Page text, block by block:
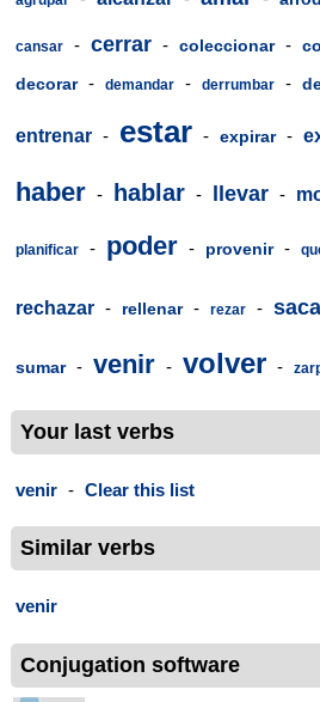
cansar - cerrar - coleccionar -
decorar - demandar - derrumbar -
entrenar - estar - expirar -
haber - hablar - llevar -
planificar - poder - provenir -
rechazar - rellenar - rezar -
sumar - venir - volver -
Your last verbs
venir - Clear this list
Similar verbs
venir
Conjugation software